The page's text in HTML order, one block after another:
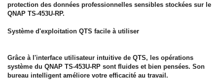
protection des données professionnelles sensibles stockées sur le
QNAP TS-453U-RP.
Système d'exploitation QTS facile à utiliser
Grâce à l'interface utilisateur intuitive de QTS, les opérations
système du QNAP TS-453U-RP sont fluides et bien pensées. Son
bureau intelligent améliore votre efficacité au travail.